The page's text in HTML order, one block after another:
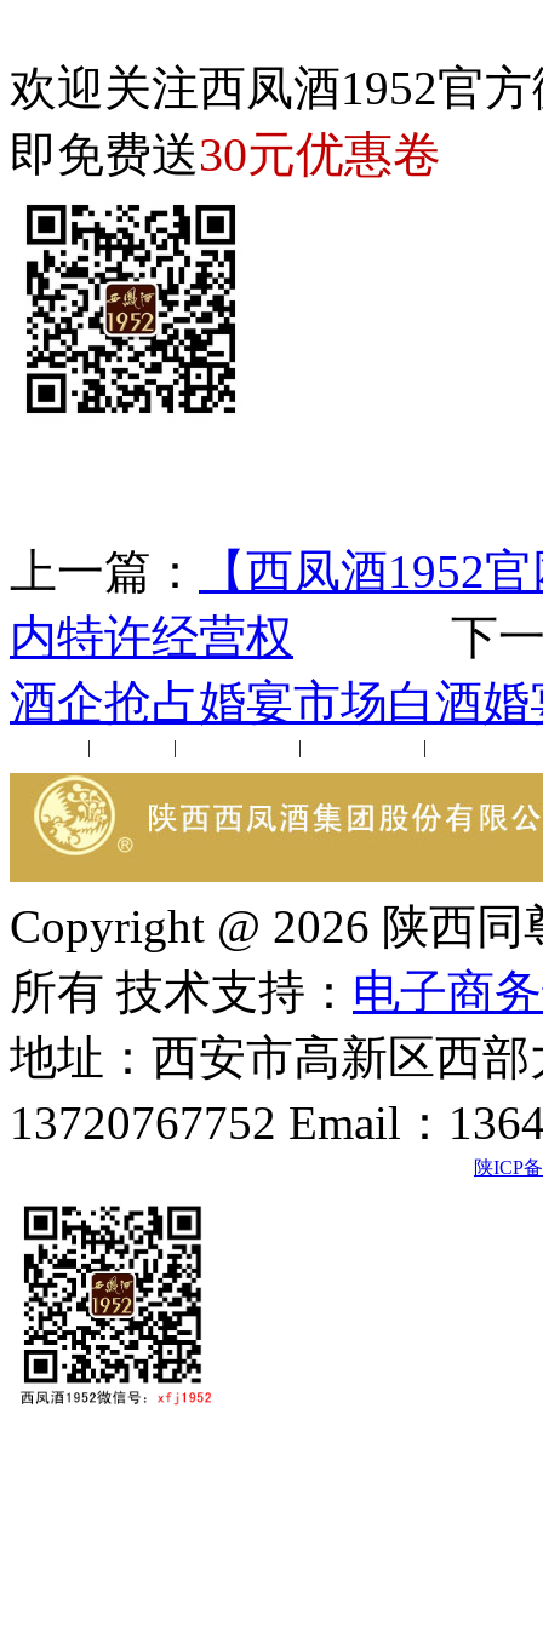
欢迎关注西凤酒1952官
即免费送30元优惠卷
上一篇：
【西凤酒1952
内特许经营权 下一
酒企抢占婚宴市场白酒
| | | |
Copyright @ 2026 陕西
所有 技术支持： 电子商
地址：西安市高新区西
13720767752 Email：
陕ICP